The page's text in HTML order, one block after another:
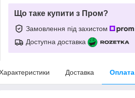
Що таке купити з Пром?
Замовлення під захистом
Доступна доставка
Доставка Оплата